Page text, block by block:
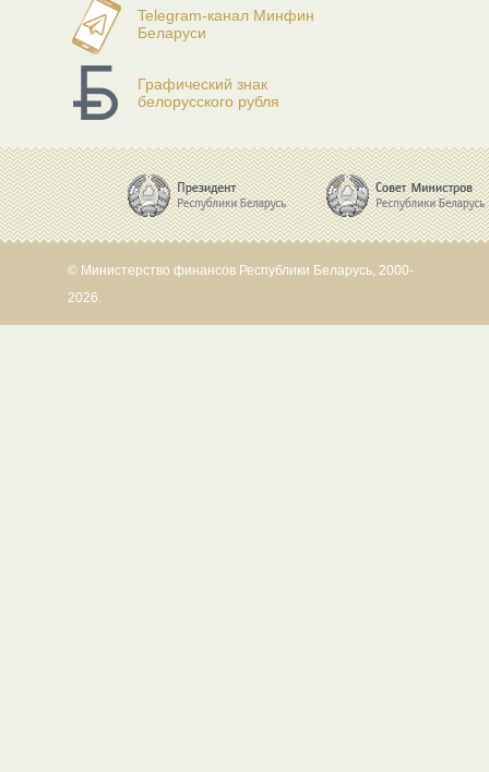
Telegram-канал Минфин
Беларуси
Графический знак
белорусского рубля
© Министерство финансов Республики Беларусь, 2000-
2026.